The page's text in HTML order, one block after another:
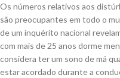
Os números relativos aos
são preocupantes em todo o
de um inquérito nacional
com mais de 25 anos dorme
considera ter um sono de má
estar acordado durante a